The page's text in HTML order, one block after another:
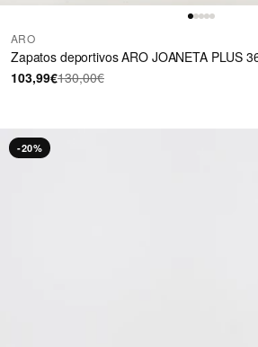
ARO
Zapatos deportivos ARO JOANETA PLUS
103,99€130,00€
-20%